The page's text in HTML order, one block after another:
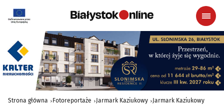
Strona główna Fotoreportaże Jarmark Kaziukowy Jarmark Kaziukowy